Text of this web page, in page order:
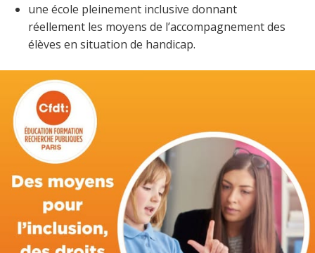
une école pleinement inclusive donnant
réellement les moyens de l’accompagnement des
élèves en situation de handicap.